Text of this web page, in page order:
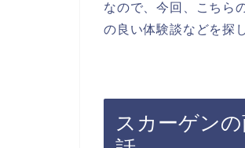
なので、今回、こちら
の良い体験談などを探
スカーゲン